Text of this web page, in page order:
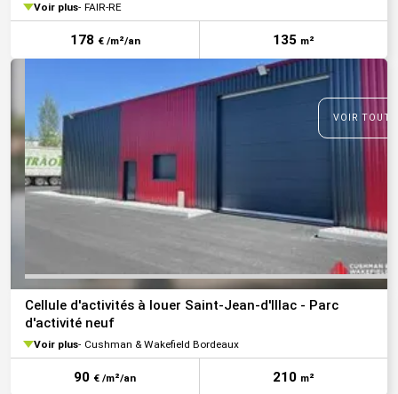
Voir plus FAIR-RE
178 € /m²/an 135 m²
VOIR
Cellule d'activités à louer Saint-Jean-d'Illac - Parc
d'activité neuf
Voir plus Cushman & Wakefield Bordeaux
90 € /m²/an 210 m²